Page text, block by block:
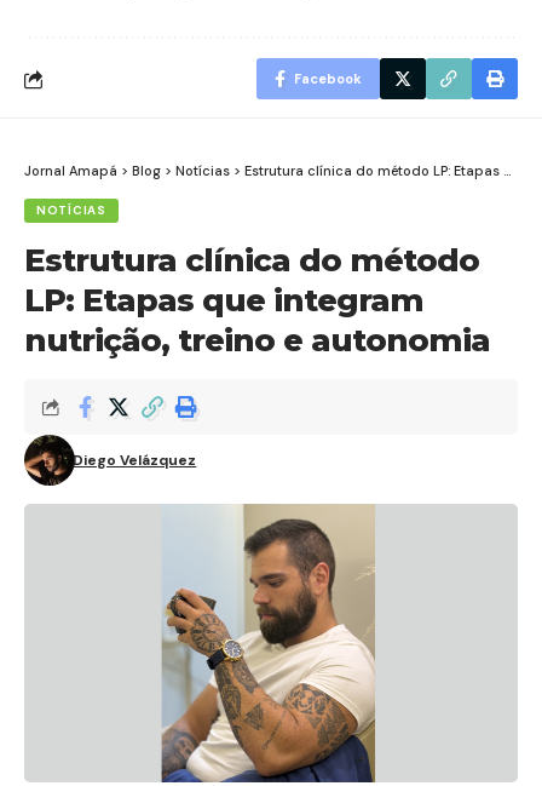
Facebook
Jornal Amapá > Blog > Notícias > Estrutura clínica do método LP: Etapas que integram nutrição, treino e autonomia
NOTÍCIAS
Estrutura clínica do método
LP: Etapas que integram
nutrição, treino e autonomia
Diego Velázquez